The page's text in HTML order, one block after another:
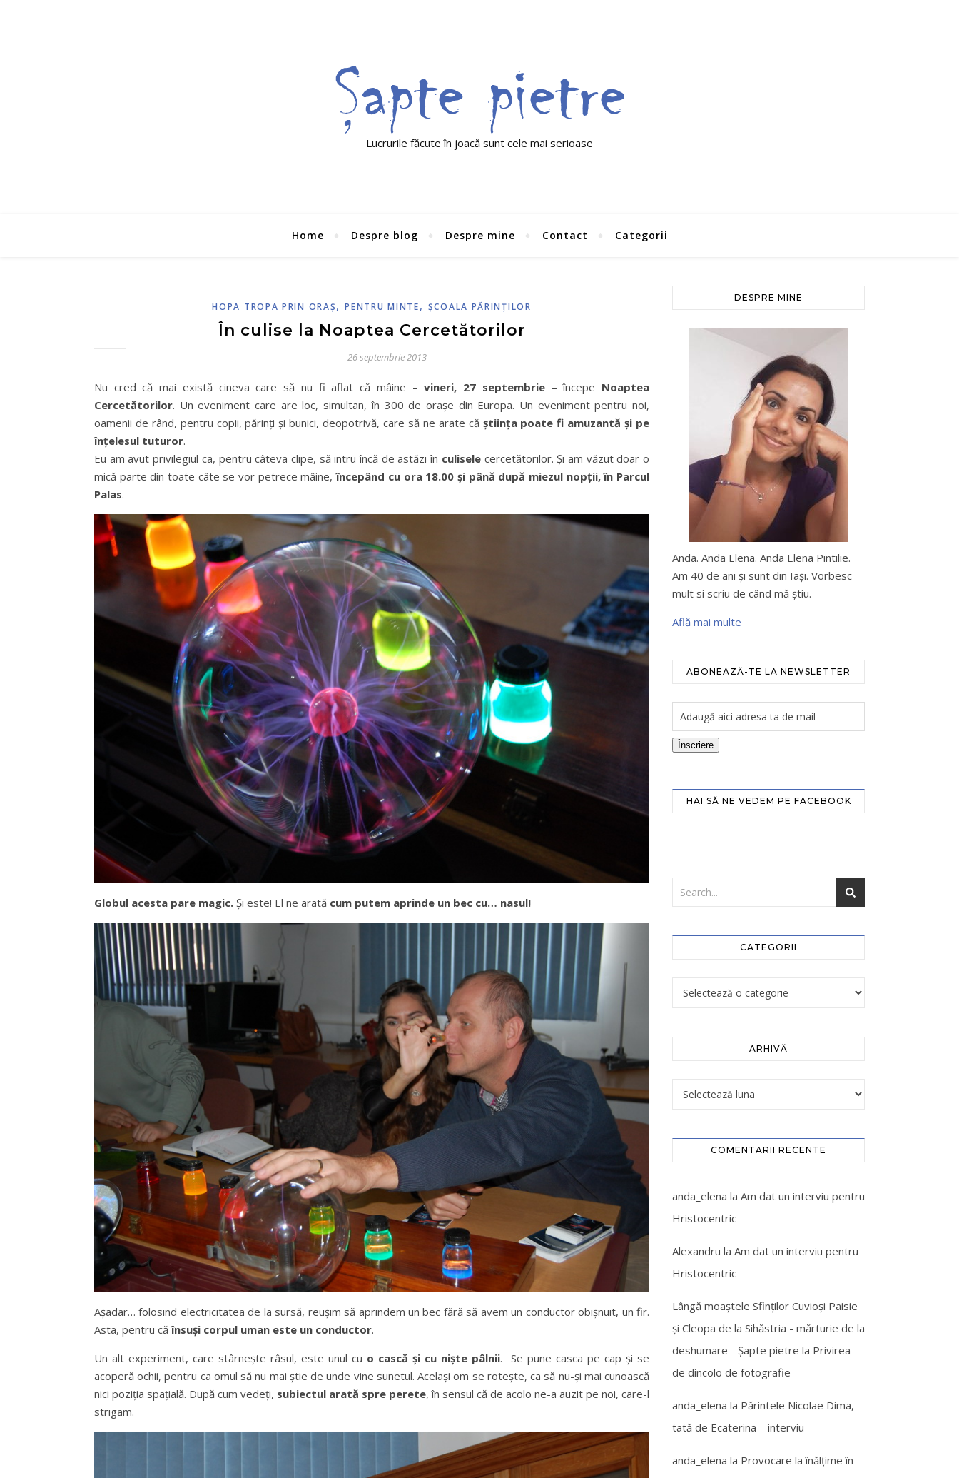
Lucrurile făcute în joacă sunt cele mai serioase
Home Despre blog Despre mine Contact Categorii
HOPA TROPA PRIN ORAŞ,PENTRU MINTE, ŞCOALA PĂRINŢILOR
În culise la Noaptea Cercetătorilor
26 septembrie 2013
Nu cred că mai există cineva care să nu fi aflat că mâine –vineri, 27 septembrie– începe Noaptea
Cercetătorilor. Un eveniment care are loc, simultan, în 300 de oraşe din Europa. Un eveniment pentru noi,
oamenii de rând, pentru copii, părinţi şi bunici, deopotrivă, care să ne arate că ştiinţa poate fi amuzantă şi pe
înţelesul tuturor.
Eu am avut privilegiul ca, pentru câteva clipe, să intru încă de astăzi în culiselecercetătorilor. Şi am văzut doar o
mică parte din toate câte se vor petrece mâine,începând cu ora 18.00 şi până după miezul nopţii, în Parcul
Palas.
Globul acesta pare magic. Şi este! El ne arată cum putem aprinde un bec cu… nasul!
Aşadar… folosind electricitatea de la sursă, reuşim să aprindem un bec fără să avem un conductor obişnuit, un fir.
Asta, pentru căînsuşi corpul uman este un conductor.
Un alt experiment, care stârneşte râsul, este unul cu o cască şi cu nişte pâlnii. Se pune casca pe cap şi se
acoperă ochii, pentru ca omul să nu mai ştie de unde vine sunetul. Acelaşi om se roteşte, ca să nu-şi mai cunoască
nici poziţia spaţială. După cum vedeţi, subiectul arată spre perete, în sensul că de acolo ne-a auzit pe noi, care-l
strigam.
DESPRE MINE
Anda. Anda Elena. Anda Elena Pintilie.
Am 40 de ani şi sunt din Iaşi. Vorbesc
mult si scriu de când mă ştiu.
Află mai multe
ABONEAZĂ-TE LA NEWSLETTER
Înscriere
HAI SĂ NE VEDEM PE FACEBOOK
CATEGORII
ARHIVĂ
COMENTARII RECENTE
anda_elena la Am dat un interviu pentru
Hristocentric
Alexandru la Am dat un interviu pentru
Hristocentric
Lângă moaștele Sfinților Cuvioși Paisie
și Cleopa de la Sihăstria - mărturie de la
deshumare - Şapte pietre la Privirea
de dincolo de fotografie
anda_elena la Părintele Nicolae Dima,
tată de Ecaterina – interviu
anda_elena la Provocare la înălțime în